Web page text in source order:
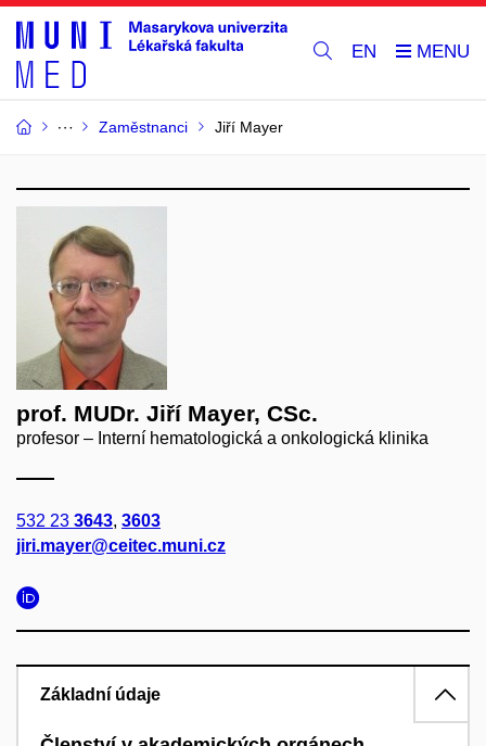
EN
Zaměstnanci Jiří Mayer
prof. MUDr. Jiří Mayer, CSc.
profesor – Interní hematologická a onkologická klinika
532 23 3643, 3603
jiri.mayer@ceitec.muni.cz
Základní údaje